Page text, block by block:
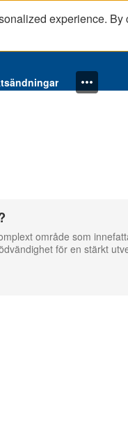
experience. By
område som
för en stärkt